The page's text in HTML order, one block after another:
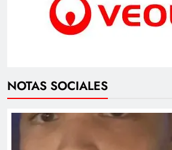
NOTAS SOCIALES